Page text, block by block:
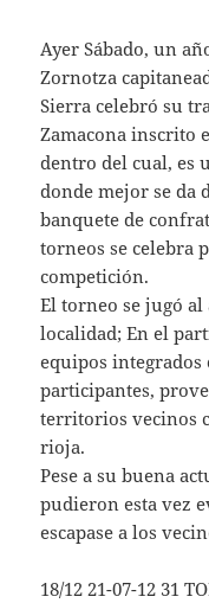
Ayer Sábado, un
Zornotza
Sierra celebró su
Zamacona inscrito
dentro del cual, es
donde mejor se da
banquete de
torneos se celebra
competición.
El torneo se jugó
localidad; En el
equipos integrados
participantes,
territorios vecinos
rioja.
Pese a su buena
pudieron esta vez
escapase a los
18/12 21-07-12 31